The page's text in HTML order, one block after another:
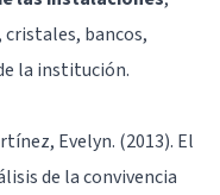
bancos,
la institución.
Evelyn. (2013). El
de la convivencia